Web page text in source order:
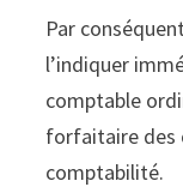
Par
l’indiquer
comptable
forfaitaire des
comptabilité.